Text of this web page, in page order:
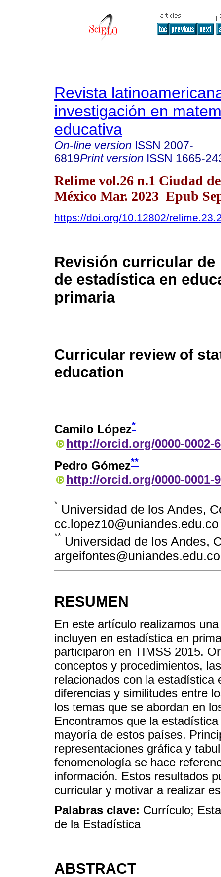
Revista
investigación en
educativa
On-line version ISSN 2007-
6819Print version ISSN 1665-
Relime vol.26 n.1 Ciudad de
México Mar. 2023 Epub
https://doi.org/10.12802/
Revisión curricular de
de estadística en
primaria
Curricular review of
education
Camilo López*
http://orcid.org/0000-0002-
Pedro Gómez**
http://orcid.org/0000-0001-
* Universidad de los Andes,
cc.lopez10@uniandes.edu.co
** Universidad de los Andes,
argeifontes@uniandes.edu.co
RESUMEN
En este artículo realizamos
incluyen en estadística en
participaron en TIMSS 2015.
conceptos y procedimientos,
relacionados con la estadística
diferencias y similitudes entre
los temas que se abordan en
Encontramos que la
mayoría de estos países.
representaciones gráfica y
fenomenología se hace
información. Estos resultados
curricular y motivar a realizar
Palabras clave: Currículo;
de la Estadística
ABSTRACT